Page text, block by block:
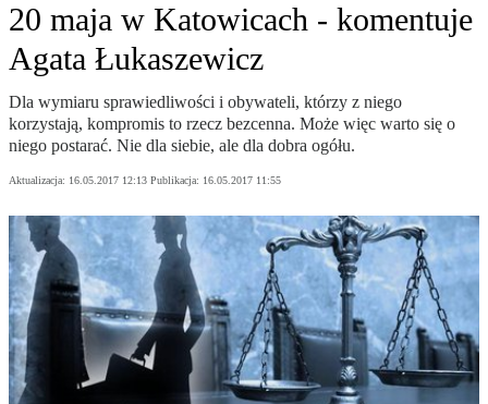
20 maja w Katowicach - komentuje
Agata Łukaszewicz
Dla wymiaru sprawiedliwości i obywateli, którzy z niego
korzystają, kompromis to rzecz bezcenna. Może więc warto się o
niego postarać. Nie dla siebie, ale dla dobra ogółu.
Aktualizacja: 16.05.2017 12:13 Publikacja: 16.05.2017 11:55